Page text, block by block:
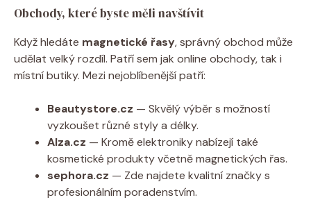
Obchody, které byste měli navštívit
Když hledáte magnetické řasy, správný obchod může
udělat velký rozdíl. Patří sem jak online obchody, tak i
místní butiky. Mezi nejoblíbenější patří:
Beautystore.cz — Skvělý výběr s možností
vyzkoušet různé styly a délky.
Alza.cz — Kromě elektroniky nabízejí také
kosmetické produkty včetně magnetických řas.
sephora.cz — Zde najdete kvalitní značky s
profesionálním poradenstvím.